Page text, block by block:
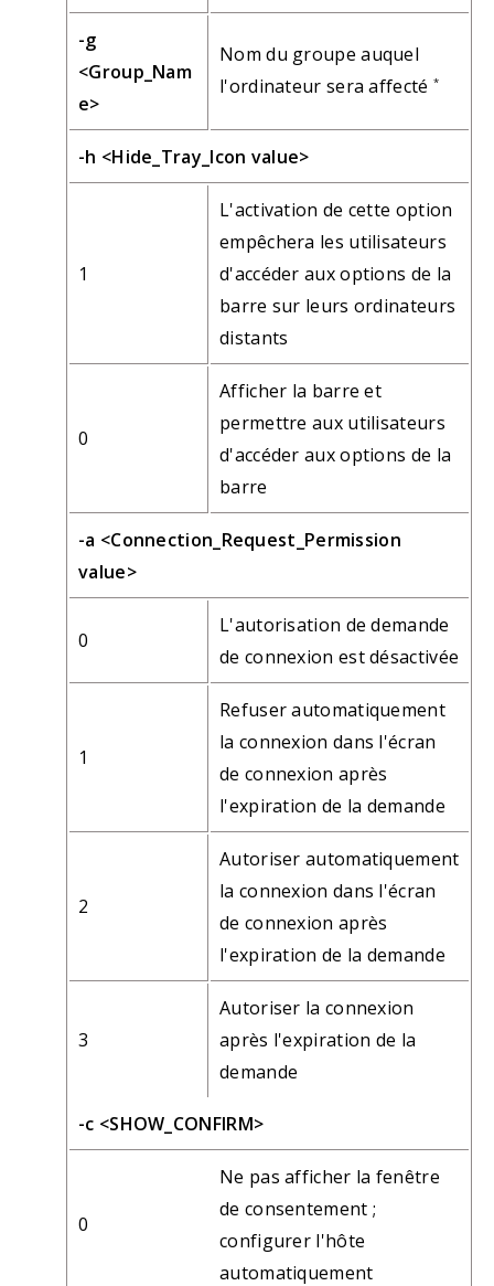
-g
<Group_Nam
e>
Nom du groupe auquel
l'ordinateur sera affecté *
-h <Hide_Tray_Icon value>
1
L'activation de cette option
empêchera les utilisateurs
d'accéder aux options de la
barre sur leurs ordinateurs
distants
0
Afficher la barre et
permettre aux utilisateurs
d'accéder aux options de la
barre
-a <Connection_Request_Permission
value>
0
L'autorisation de demande
de connexion est désactivée
1
Refuser automatiquement
la connexion dans l'écran
de connexion après
l'expiration de la demande
2
Autoriser automatiquement
la connexion dans l'écran
de connexion après
l'expiration de la demande
3
Autoriser la connexion
après l'expiration de la
demande
-c <SHOW_CONFIRM>
0
Ne pas afficher la fenêtre
de consentement ;
configurer l'hôte
automatiquement